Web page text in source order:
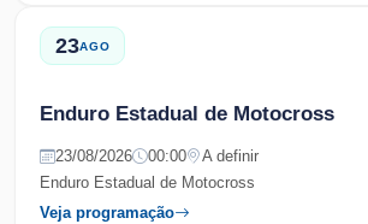
23AGO
Enduro Estadual de Motocross
23/08/2026 00:00 A definir
Enduro Estadual de Motocross
Veja programação